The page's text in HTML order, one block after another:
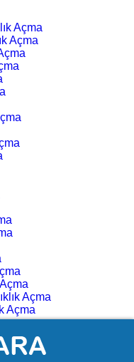
Açma
Açma
Açma
Açma
Açma